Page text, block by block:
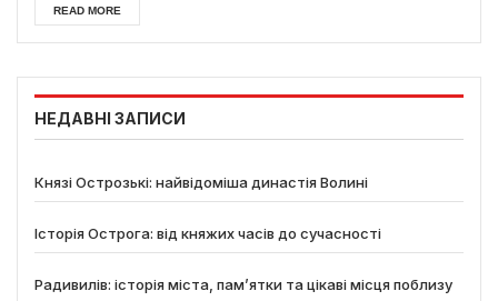
READ MORE
НЕДАВНІ ЗАПИСИ
Князі Острозькі: найвідоміша династія Волині
Історія Острога: від княжих часів до сучасності
Радивилів: історія міста, пам’ятки та цікаві місця поблизу